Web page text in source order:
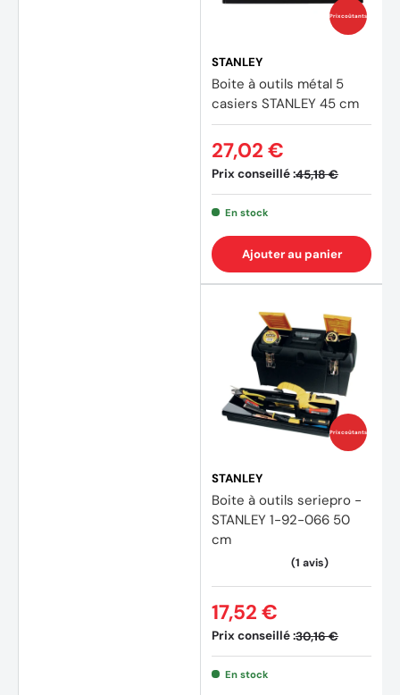
Prix coûtants
STANLEY
Boite à outils métal 5
casiers STANLEY 45 cm
Prix conseillé :45,18 €
27,02 €
En stock
Ajouter au panier
Prix coûtants
STANLEY
Boite à outils seriepro -
STANLEY 1-92-066 50
cm
Prix conseillé :30,16 €
17,52 €
En stock